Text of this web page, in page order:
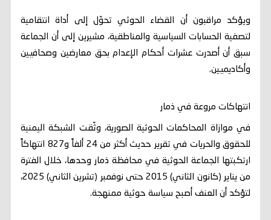
ويؤكد مراقبون أن القضاء الحوثي تحوّل إلى أداة انتقامية
لتصفية الحسابات السياسية والمناطقية، مشيرين إلى أن الجماعة
سبق أن أصدرت عشرات أحكام الإعدام بحق معارضين وصحافيين
وأكاديميين.
انتهاكات مروعة في ذمار
في موازاة المحاكمات الحوثية الصورية، وثّقت الشبكة اليمنية
للحقوق والحريات في تقرير حديث أكثر من 24 ألفاً و827 انتهاكاً
ارتكبتها الجماعة الحوثية في محافظة ذمار وحدها، خلال الفترة
من يناير (كانون الثاني) 2015 حتى نوفمبر (تشرين الثاني) 2025،
لتؤكد أن العنف أصبح سياسة حوثية ممنهجة.